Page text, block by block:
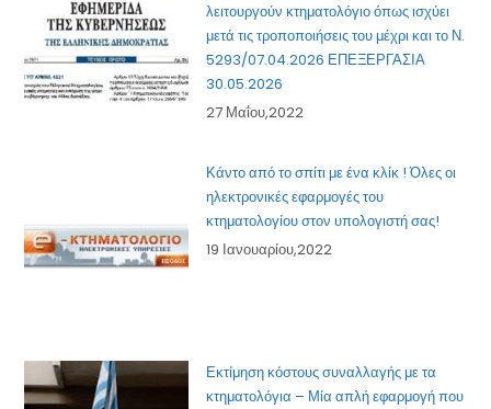
λειτουργούν κτηματολόγιο όπως ισχύει
μετά τις τροποποιήσεις του μέχρι και το Ν.
5293/07.04.2026 ΕΠΕΞΕΡΓΑΣΙΑ
30.05.2026
27 Μαΐου,2022
Κάντο από το σπίτι με ένα κλίκ ! Όλες οι
ηλεκτρονικές εφαρμογές του
κτηματολογίου στον υπολογιστή σας!
19 Ιανουαρίου,2022
Εκτίμηση κόστους συναλλαγής με τα
κτηματολόγια – Μία απλή εφαρμογή που